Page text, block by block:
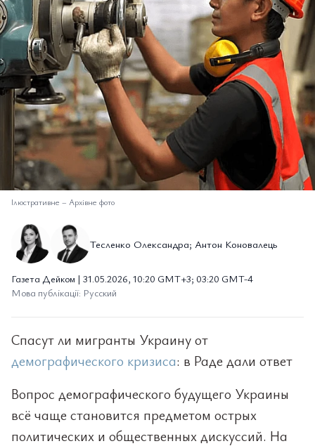
Ілюстративне – Архівне фото
Тесленко Олександра; Антон Коновалець
Газета Дейком | 31.05.2026, 10:20 GMT+3; 03:20 GMT-4
Мова публікації: Русский
Спасут ли мигранты Украину от
демографического кризиса: в Раде дали ответ
Вопрос демографического будущего Украины
всё чаще становится предметом острых
политических и общественных дискуссий. На